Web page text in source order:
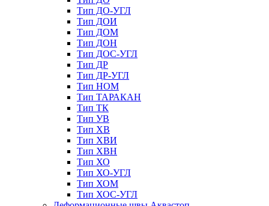
Тип ДО-УГЛ
Тип ДОИ
Тип ДОМ
Тип ДОН
Тип ДОС-УГЛ
Тип ДР
Тип ДР-УГЛ
Тип НОМ
Тип ТАРАКАН
Тип ТК
Тип УВ
Тип ХВ
Тип ХВИ
Тип ХВН
Тип ХО
Тип ХО-УГЛ
Тип ХОМ
Тип ХОС-УГЛ